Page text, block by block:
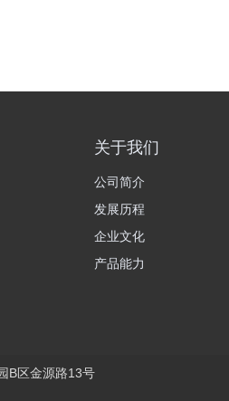
关于我们
公司简介
发展历程
企业文化
产品能力
B区金源路13号